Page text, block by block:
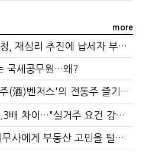
more
심판원 결정 번복?…국세청, 재심리 추진에 납세자 부담 우려
국세공무원…왜?
막걸리를 하이볼처럼?…'주(酒)벤저스'의 전통주 즐기는 법
1주택자도 양도세 최대 6.3배 차이…"실거주 요건 강화하자"
"어떤 건물을 팔까요"…세무사에게 부동산 고민을 털어놓는 이유